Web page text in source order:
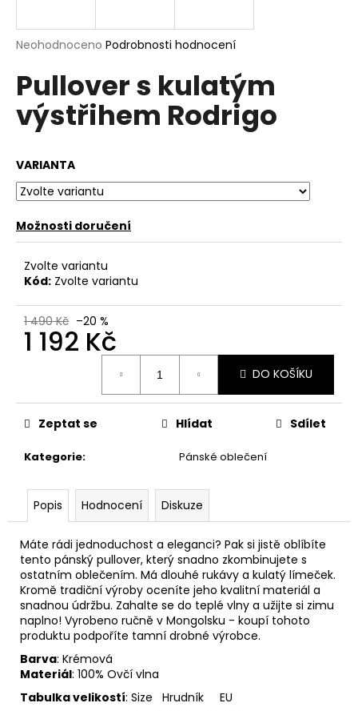
Průměrné
produktu
je
z
Neohodnoceno Podrobnosti hodnocení
Pullover s kulatým
výstřihem Rodrigo
VARIANTA
Možnosti doručení
Zvolte variantu
Kód: Zvolte variantu
1 490 Kč –20 %
1 192 Kč
DO KOŠÍKU
Kategorie: Pánské oblečení
Zeptat se Hlídat Sdílet
Popis Hodnocení Diskuze
Máte rádi jednoduchost a eleganci? Pak si jistě oblíbíte
tento pánský pullover, který snadno zkombinujete s
ostatním oblečením. Má dlouhé rukávy a kulatý límeček.
Kromě tradiční výroby oceníte jeho kvalitní materiál a
snadnou údržbu. Zahalte se do teplé vlny a užijte si zimu
naplno! Vyrobeno ručně v Mongolsku - koupí tohoto
produktu podpoříte tamní drobné výrobce.
Barva: Krémová
Materiál: 100% Ovčí vlna
Tabulka velikostí: Size Hrudník EU
j
t
?
HLEDAT
o
p
o
e
m
e